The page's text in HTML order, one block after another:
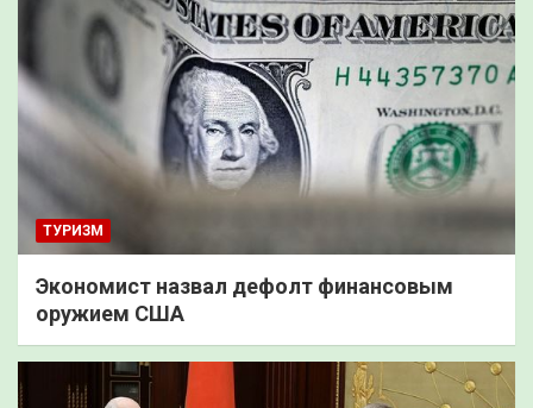
ТУРИЗМ
Экономист назвал дефолт финансовым
оружием США